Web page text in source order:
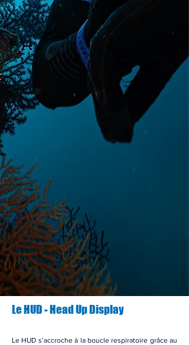
Le HUD - Head Up Display
Le HUD s’accroche à la boucle respiratoire grâce au